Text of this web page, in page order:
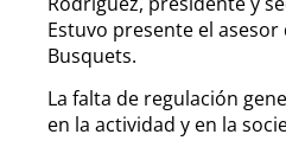
Estuvo presente el asesor
Busquets.
La falta de regulación
en la actividad y en la